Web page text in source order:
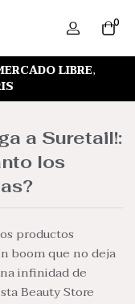
0
LIBRE,
a Suretail!:
los
productos
boom que no deja
infinidad de
Beauty Store